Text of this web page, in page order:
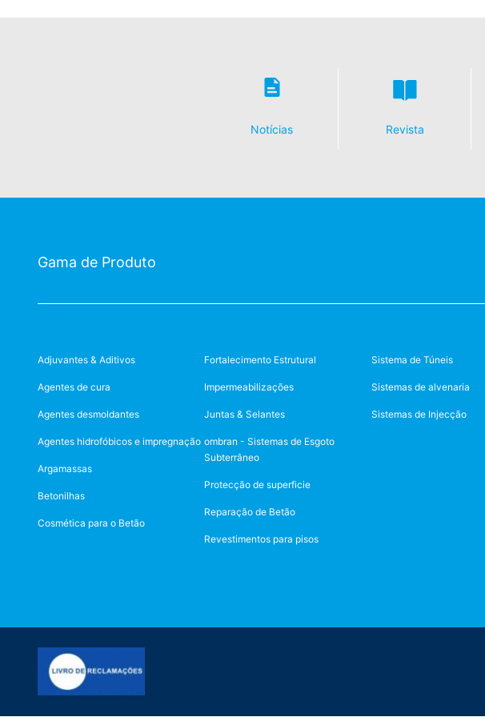
Notícias Revista
Gama de Produto
Adjuvantes & Aditivos
Agentes de cura
Agentes desmoldantes
Agentes hidrofóbicos e impregnação
Argamassas
Betonilhas
Cosmética para o Betão
Fortalecimento Estrutural
Impermeabilizações
Juntas & Selantes
ombran - Sistemas de Esgoto
Subterrâneo
Protecção de superficie
Reparação de Betão
Revestimentos para pisos
Sistema de Túneis
Sistemas de alvenaria
Sistemas de Injecção